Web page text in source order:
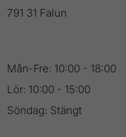
791 31 Falun
Mån-Fre: 10:00 - 18:00
Lör: 10:00 - 15:00
Söndag: Stängt